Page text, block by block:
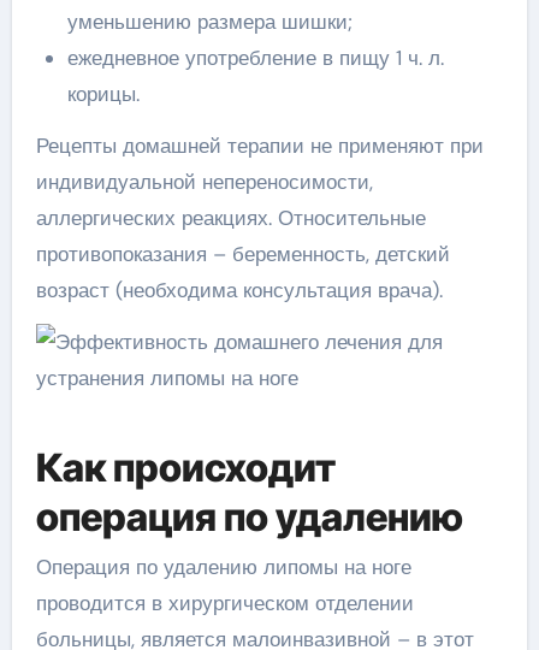
уменьшению размера шишки;
ежедневное употребление в пищу 1 ч. л.
корицы.
Рецепты домашней терапии не применяют при
индивидуальной непереносимости,
аллергических реакциях. Относительные
противопоказания – беременность, детский
возраст (необходима консультация врача).
Как происходит
операция по удалению
Операция по удалению липомы на ноге
проводится в хирургическом отделении
больницы, является малоинвазивной – в этот